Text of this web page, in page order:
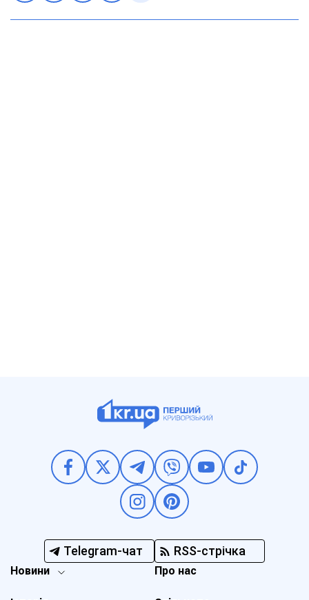
Telegram-чат RSS-стрічка
Новини Про нас